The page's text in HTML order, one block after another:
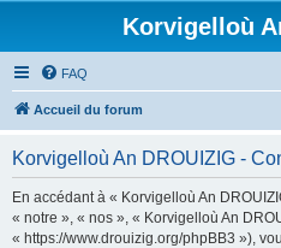
Korvigelloù
FAQ
Accueil du forum
Korvigelloù An DROUIZIG -
En accédant à « Korvigelloù An
« notre », « nos », « Korvigelloù An
« https://www.drouizig.org/phpBB3 »),